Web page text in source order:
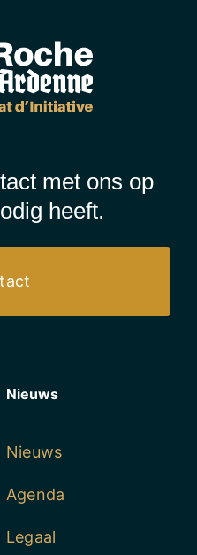
met ons op
heeft.
Nieuws
Nieuws
Agenda
Legaal